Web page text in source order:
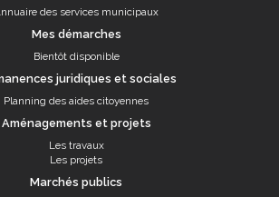
des services municipaux
Mes démarches
Bientôt disponible
juridiques et sociales
Planning des aides citoyennes
Aménagements et projets
Les travaux
Les projets
Marchés publics